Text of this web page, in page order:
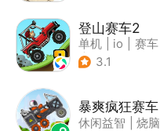
登山赛车2
单机 io
赛车
| 欧美风
3.1
暴爽疯狂赛车
休闲益智 烧脑